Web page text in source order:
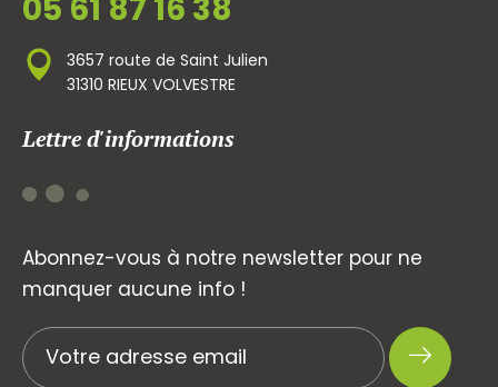
05 61 87 16 38
3657 route de Saint Julien
31310 RIEUX VOLVESTRE
Lettre d'informations
Abonnez-vous à notre newsletter pour ne
manquer aucune info !